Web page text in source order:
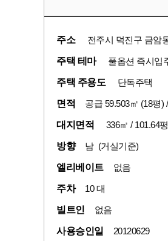
주소 전주시 덕진구 금암
주택 테마 풀옵션 즉시입
주택 주용도 단독주택
면적 공급 59.503㎡ (18평)
대지면적 336㎡ / 101.64평
방향 남 (거실기준)
엘리베이트 없음
주차 10 대
빌트인 없음
사용승인일 20120629